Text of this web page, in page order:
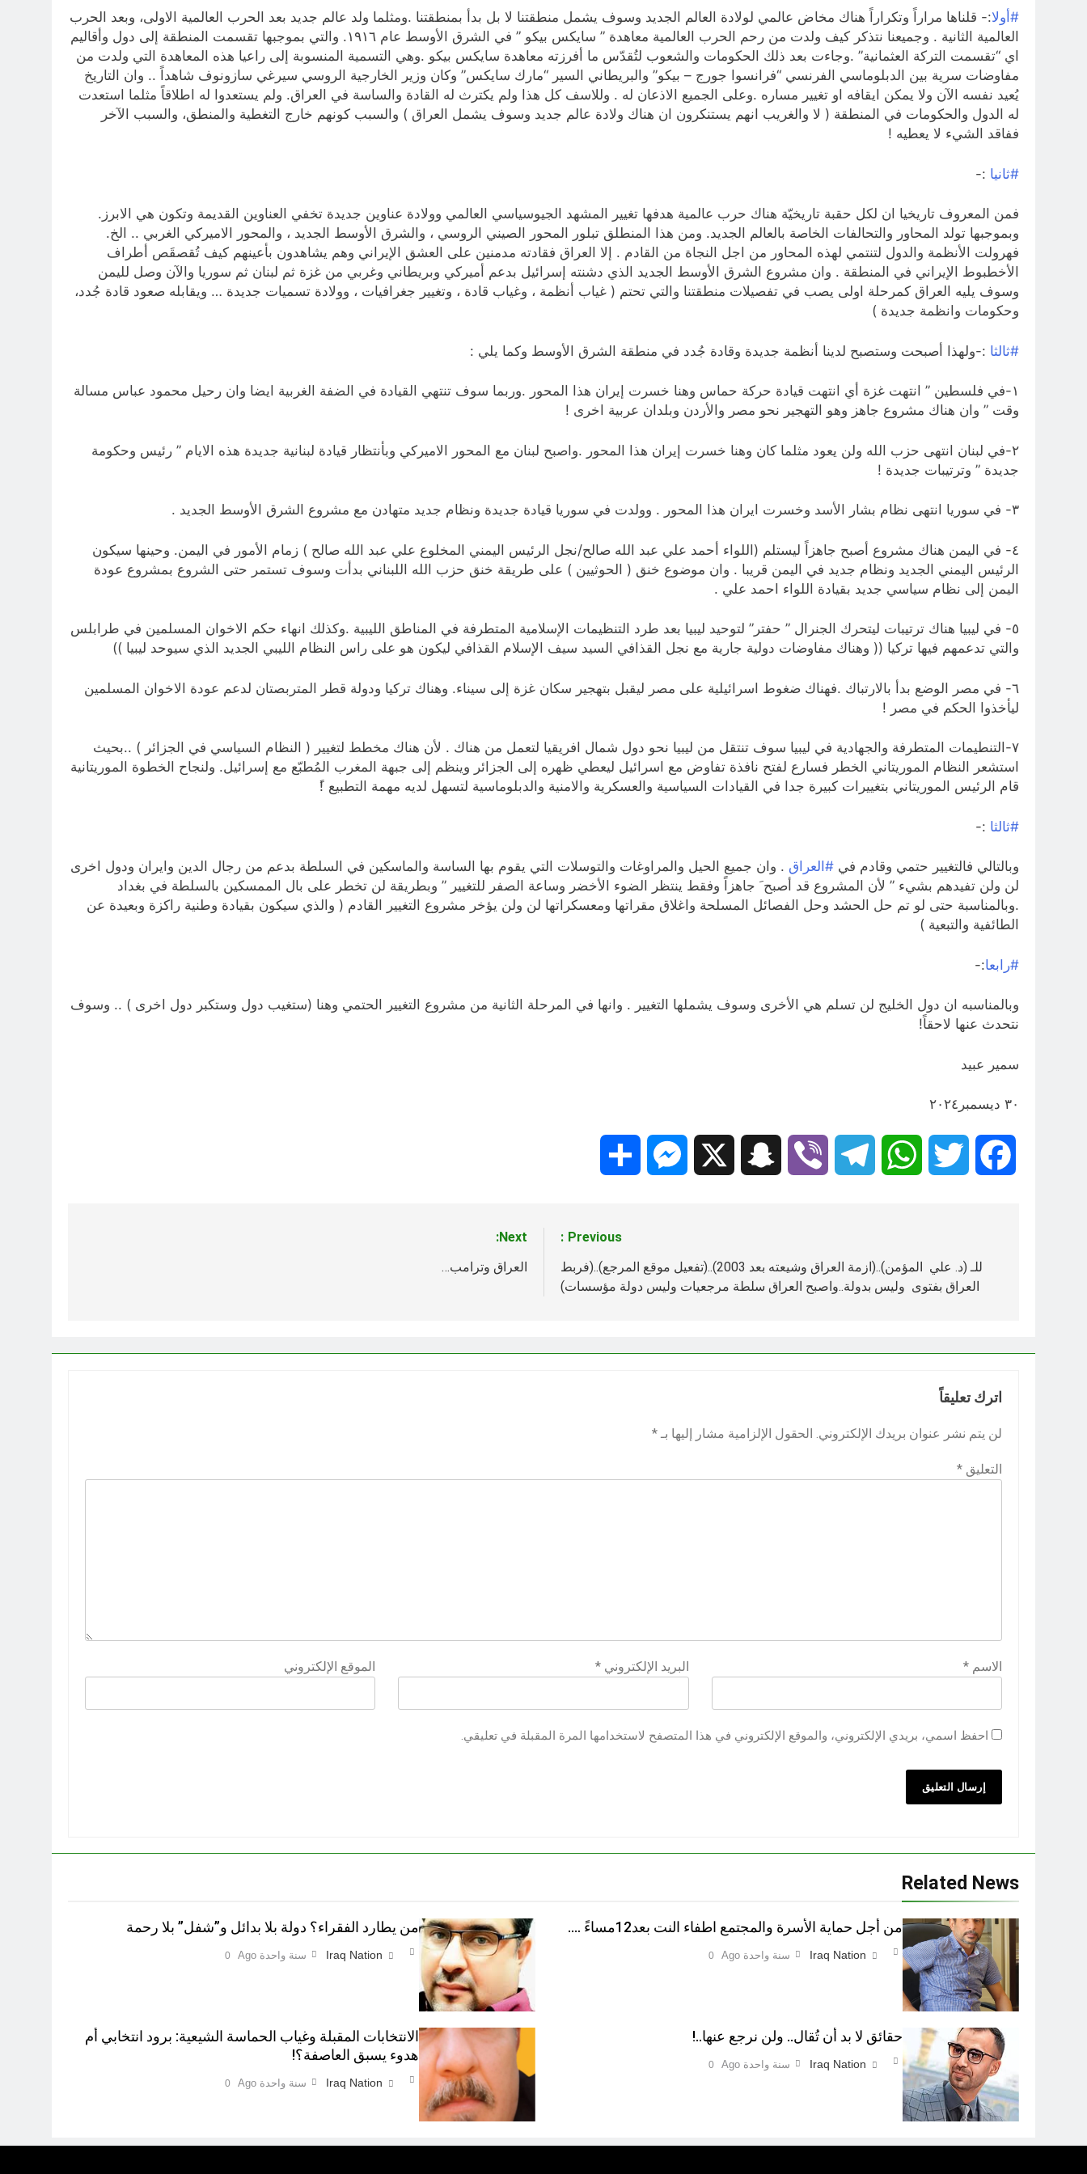
#أولا:- قلناها مراراً وتكراراً هناك مخاض عالمي لولادة العالم الجديد وسوف يشمل منطقتنا لا بل بدأ بمنطقتنا .ومثلما ولد عالم جديد بعد الحرب العالمية الاولى، وبعد الحرب
العالمية الثانية . وجميعنا نتذكر كيف ولدت من رحم الحرب العالمية معاهدة ” سايكس بيكو ” في الشرق الأوسط عام ١٩١٦. والتي بموجبها تقسمت المنطقة إلى دول وأقاليم
اي “تقسمت التركة العثمانية” .وجاءت بعد ذلك الحكومات والشعوب لتُقدّس ما أفرزته معاهدة سايكس بيكو .وهي التسمية المنسوبة إلى راعيا هذه المعاهدة التي ولدت من
مفاوضات سرية بين الدبلوماسي الفرنسي “فرانسوا جورج – بيكو” والبريطاني السير “مارك سايكس” وكان وزير الخارجية الروسي سيرغي سازونوف شاهداً .. وان التاريخ
يُعيد نفسه الآن ولا يمكن ايقافه او تغيير مساره .وعلى الجميع الاذعان له . وللاسف كل هذا ولم يكترث له القادة والساسة في العراق. ولم يستعدوا له اطلاقاً مثلما استعدت
له الدول والحكومات في المنطقة ( لا والغريب انهم يستنكرون ان هناك ولادة عالم جديد وسوف يشمل العراق ) والسبب كونهم خارج التغطية والمنطق، والسبب الآخر
ففاقد الشيء لا يعطيه !
#ثانيا :-
فمن المعروف تاريخيا ان لكل حقبة تاريخيّة هناك حرب عالمية هدفها تغيير المشهد الجيوسياسي العالمي وولادة عناوين جديدة تخفي العناوين القديمة وتكون هي الابرز.
وبموجبها تولد المحاور والتحالفات الخاصة بالعالم الجديد. ومن هذا المنطلق تبلور المحور الصيني الروسي ، والشرق الأوسط الجديد ، والمحور الاميركي الغربي .. الخ.
فهرولت الأنظمة والدول لتنتمي لهذه المحاور من اجل النجاة من القادم . إلا العراق فقادته مدمنين على العشق الإيراني وهم يشاهدون بأعينهم كيف تُقصقَص أطراف
الأخطبوط الإيراني في المنطقة . وان مشروع الشرق الأوسط الجديد الذي دشنته إسرائيل بدعم أميركي وبريطاني وغربي من غزة ثم لبنان ثم سوريا والآن وصل لليمن
وسوف يليه العراق كمرحلة اولى يصب في تفصيلات منطقتنا والتي تحتم ( غياب أنظمة ، وغياب قادة ، وتغيير جغرافيات ، وولادة تسميات جديدة … ويقابله صعود قادة جُدد،
وحكومات وانظمة جديدة )
#ثالثا :-ولهذا أصبحت وستصبح لدينا أنظمة جديدة وقادة جُدد في منطقة الشرق الأوسط وكما يلي :
١-في فلسطين ” انتهت غزة أي انتهت قيادة حركة حماس وهنا خسرت إيران هذا المحور .وربما سوف تنتهي القيادة في الضفة الغربية ايضا وان رحيل محمود عباس مسالة
وقت ” وان هناك مشروع جاهز وهو التهجير نحو مصر والأردن وبلدان عربية اخرى !
٢-في لبنان انتهى حزب الله ولن يعود مثلما كان وهنا خسرت إيران هذا المحور .واصبح لبنان مع المحور الاميركي وبأنتظار قيادة لبنانية جديدة هذه الايام ” رئيس وحكومة
جديدة ” وترتيبات جديدة !
٣- في سوريا انتهى نظام بشار الأسد وخسرت ايران هذا المحور . وولدت في سوريا قيادة جديدة ونظام جديد متهادن مع مشروع الشرق الأوسط الجديد .
٤- في اليمن هناك مشروع أصبح جاهزاً ليستلم (اللواء أحمد علي عبد الله صالح/نجل الرئيس اليمني المخلوع علي عبد الله صالح ) زمام الأمور في اليمن. وحينها سيكون
الرئيس اليمني الجديد ونظام جديد في اليمن قريبا . وان موضوع خنق ( الحوثيين ) على طريقة خنق حزب الله اللبناني بدأت وسوف تستمر حتى الشروع بمشروع عودة
اليمن إلى نظام سياسي جديد بقيادة اللواء احمد علي .
٥- في ليبيا هناك ترتيبات ليتحرك الجنرال ” حفتر” لتوحيد ليبيا بعد طرد التنظيمات الإسلامية المتطرفة في المناطق الليبية .وكذلك انهاء حكم الاخوان المسلمين في طرابلس
والتي تدعمهم فيها تركيا (( وهناك مفاوضات دولية جارية مع نجل القذافي السيد سيف الإسلام القذافي ليكون هو على راس النظام الليبي الجديد الذي سيوحد ليبيا ))
٦- في مصر الوضع بدأ بالارتباك .فهناك ضغوط اسرائيلية على مصر ليقبل بتهجير سكان غزة إلى سيناء. وهناك تركيا ودولة قطر المتربصتان لدعم عودة الاخوان المسلمين
ليأخذوا الحكم في مصر !
٧-التنطيمات المتطرفة والجهادية في ليبيا سوف تنتقل من ليبيا نحو دول شمال افريقيا لتعمل من هناك . لأن هناك مخطط لتغيير ( النظام السياسي في الجزائر ) ..بحيث
استشعر النظام الموريتاني الخطر فسارع لفتح نافذة تفاوض مع اسرائيل ليعطي ظهره إلى الجزائر وينظم إلى جبهة المغرب المُطبّع مع إسرائيل. ولنجاح الخطوة الموريتانية
قام الرئيس الموريتاني بتغييرات كبيرة جدا في القيادات السياسية والعسكرية والامنية والدبلوماسية لتسهل لديه مهمة التطبيع !ً
#ثالثا :-
وبالتالي فالتغيير حتمي وقادم في #العراق . وان جميع الحيل والمراوغات والتوسلات التي يقوم بها الساسة والماسكين في السلطة بدعم من رجال الدين وايران ودول اخرى
لن ولن تفيدهم بشيء ” لأن المشروع قد أصبح َ جاهزاً وفقط ينتظر الضوء الأخضر وساعة الصفر للتغيير ” وبطريقة لن تخطر على بال الممسكين بالسلطة في بغداد
.وبالمناسبة حتى لو تم حل الحشد وحل الفصائل المسلحة واغلاق مقراتها ومعسكراتها لن ولن يؤخر مشروع التغيير القادم ( والذي سيكون بقيادة وطنية راكزة وبعيدة عن
الطائفية والتبعية )
#رابعا:-
وبالمناسبه ان دول الخليج لن تسلم هي الأخرى وسوف يشملها التغيير . وانها في المرحلة الثانية من مشروع التغيير الحتمي وهنا (ستغيب دول وستكبر دول اخرى ) .. وسوف
نتحدث عنها لاحقاً!
سمير عبيد
٣٠ ديسمبر٢٠٢٤
Facebook
Twitter
WhatsApp
Telegram
Viber
Snapchat
Messenger
المقالات
Previous:
للـ (د. علي المؤمن)..(ازمة العراق وشيعته بعد 2003)..(تفعيل موقع المرجع)..(فربط
العراق بفتوى وليس بدولة..واصبح العراق سلطة مرجعيات وليس دولة مؤسسات)
Next:
العراق وترامب…
اترك تعليقاً
لن يتم نشر عنوان بريدك الإلكتروني. الحقول الإلزامية مشار إليها بـ *
التعليق *
الاسم * البريد الإلكتروني* الموقع الإلكتروني
احفظ اسمي، بريدي الإلكتروني، والموقع الإلكتروني في هذا المتصفح لاستخدامها المرة المقبلة في تعليقي.
Related News
من أجل حماية الأسرة والمجتمع اطفاء النت بعد12مساءً ….
Iraq Nation سنة واحدة Ago 0
من يطارد الفقراء؟ دولة بلا بدائل و”شفل” بلا رحمة
Iraq Nation سنة واحدة Ago 0
حقائق لا بد أن تُقال.. ولن نرجع عنها..!
Iraq Nation سنة واحدة Ago 0
الانتخابات المقبلة وغياب الحماسة الشيعية: برود انتخابي أم
هدوء يسبق العاصفة؟!
Iraq Nation سنة واحدة Ago 0